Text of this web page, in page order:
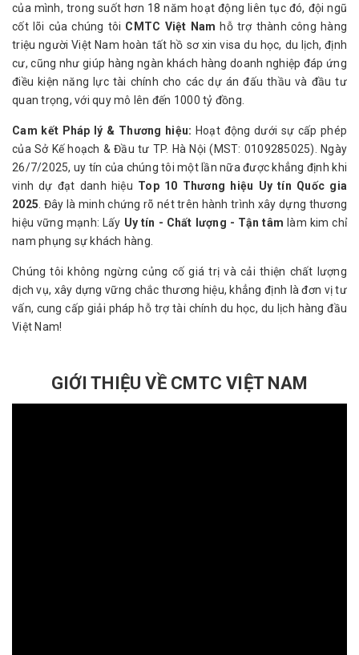
của mình, trong suốt hơn 18 năm hoạt động liên tục đó, đội ngũ
cốt lõi của chúng tôi CMTC Việt Nam hỗ trợ thành công hàng
triệu người Việt Nam hoàn tất hồ sơ xin visa du học, du lịch, định
cư, cũng như giúp hàng ngàn khách hàng doanh nghiệp đáp ứng
điều kiện năng lực tài chính cho các dự án đấu thầu và đầu tư
quan trọng, với quy mô lên đến 1000 tỷ đồng.
Cam kết Pháp lý & Thương hiệu: Hoạt động dưới sự cấp phép
của Sở Kế hoạch & Đầu tư TP. Hà Nội (MST: 0109285025). Ngày
26/7/2025, uy tín của chúng tôi một lần nữa được khẳng định khi
vinh dự đạt danh hiệu Top 10 Thương hiệu Uy tín Quốc gia
2025 . Đây là minh chứng rõ nét trên hành trình xây dựng thương
hiệu vững mạnh: Lấy Uy tín - Chất lượng - Tận tâm làm kim chỉ
nam phụng sự khách hàng.
Chúng tôi không ngừng củng cố giá trị và cải thiện chất lượng
dịch vụ, xây dựng vững chắc thương hiệu, khẳng định là đơn vị tư
vấn, cung cấp giải pháp hỗ trợ tài chính du học, du lịch hàng đầu
Việt Nam!
GIỚI THIỆU VỀ CMTC VIỆT NAM